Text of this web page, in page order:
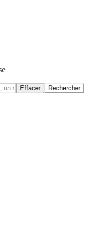
Effacer Rechercher